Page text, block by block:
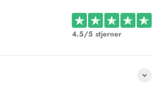
4.5/5 stjerner